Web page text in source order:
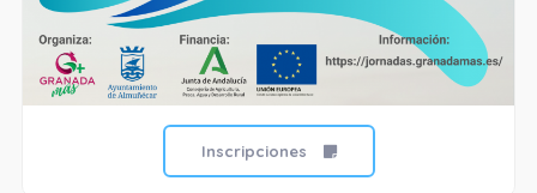
Inscripciones